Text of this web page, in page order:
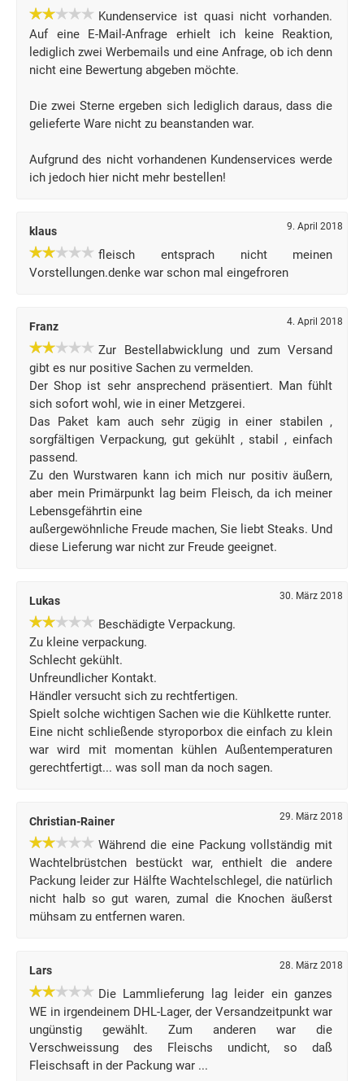
Kundenservice ist quasi nicht vorhanden.
Auf eine E-Mail-Anfrage erhielt ich keine Reaktion,
lediglich zwei Werbemails und eine Anfrage, ob ich denn
nicht eine Bewertung abgeben möchte.
Die zwei Sterne ergeben sich lediglich daraus, dass die
gelieferte Ware nicht zu beanstanden war.
Aufgrund des nicht vorhandenen Kundenservices werde
ich jedoch hier nicht mehr bestellen!
klaus 9. April 2018
fleisch entsprach nicht meinen
Vorstellungen.denke war schon mal eingefroren
Franz 4. April 2018
Zur Bestellabwicklung und zum Versand
gibt es nur positive Sachen zu vermelden.
Der Shop ist sehr ansprechend präsentiert. Man fühlt
sich sofort wohl, wie in einer Metzgerei.
Das Paket kam auch sehr zügig in einer stabilen ,
sorgfältigen Verpackung, gut gekühlt , stabil , einfach
passend.
Zu den Wurstwaren kann ich mich nur positiv äußern,
aber mein Primärpunkt lag beim Fleisch, da ich meiner
Lebensgefährtin eine
außergewöhnliche Freude machen, Sie liebt Steaks. Und
diese Lieferung war nicht zur Freude geeignet.
Lukas 30. März 2018
Beschädigte Verpackung.
Zu kleine verpackung.
Schlecht gekühlt.
Unfreundlicher Kontakt.
Händler versucht sich zu rechtfertigen.
Spielt solche wichtigen Sachen wie die Kühlkette runter.
Eine nicht schließende styroporbox die einfach zu klein
war wird mit momentan kühlen Außentemperaturen
gerechtfertigt... was soll man da noch sagen.
Christian-Rainer 29. März 2018
Während die eine Packung vollständig mit
Wachtelbrüstchen bestückt war, enthielt die andere
Packung leider zur Hälfte Wachtelschlegel, die natürlich
nicht halb so gut waren, zumal die Knochen äußerst
mühsam zu entfernen waren.
Lars 28. März 2018
Die Lammlieferung lag leider ein ganzes
WE in irgendeinem DHL-Lager, der Versandzeitpunkt war
ungünstig gewählt. Zum anderen war die
Verschweissung des Fleischs undicht, so daß
Fleischsaft in der Packung war ...